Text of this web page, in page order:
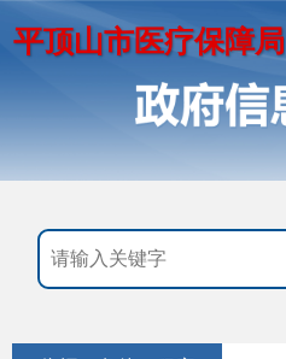
平顶山市医疗保障局